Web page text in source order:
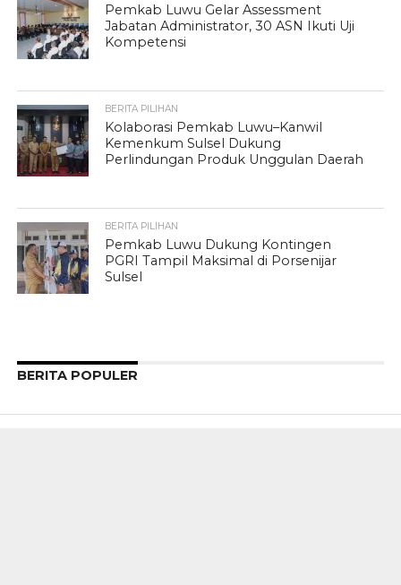
Pemkab Luwu Gelar Assessment
Jabatan Administrator, 30 ASN Ikuti Uji
Kompetensi
BERITA PILIHAN
Kolaborasi Pemkab Luwu–Kanwil
Kemenkum Sulsel Dukung
Perlindungan Produk Unggulan Daerah
BERITA PILIHAN
Pemkab Luwu Dukung Kontingen
PGRI Tampil Maksimal di Porsenijar
Sulsel
BERITA POPULER